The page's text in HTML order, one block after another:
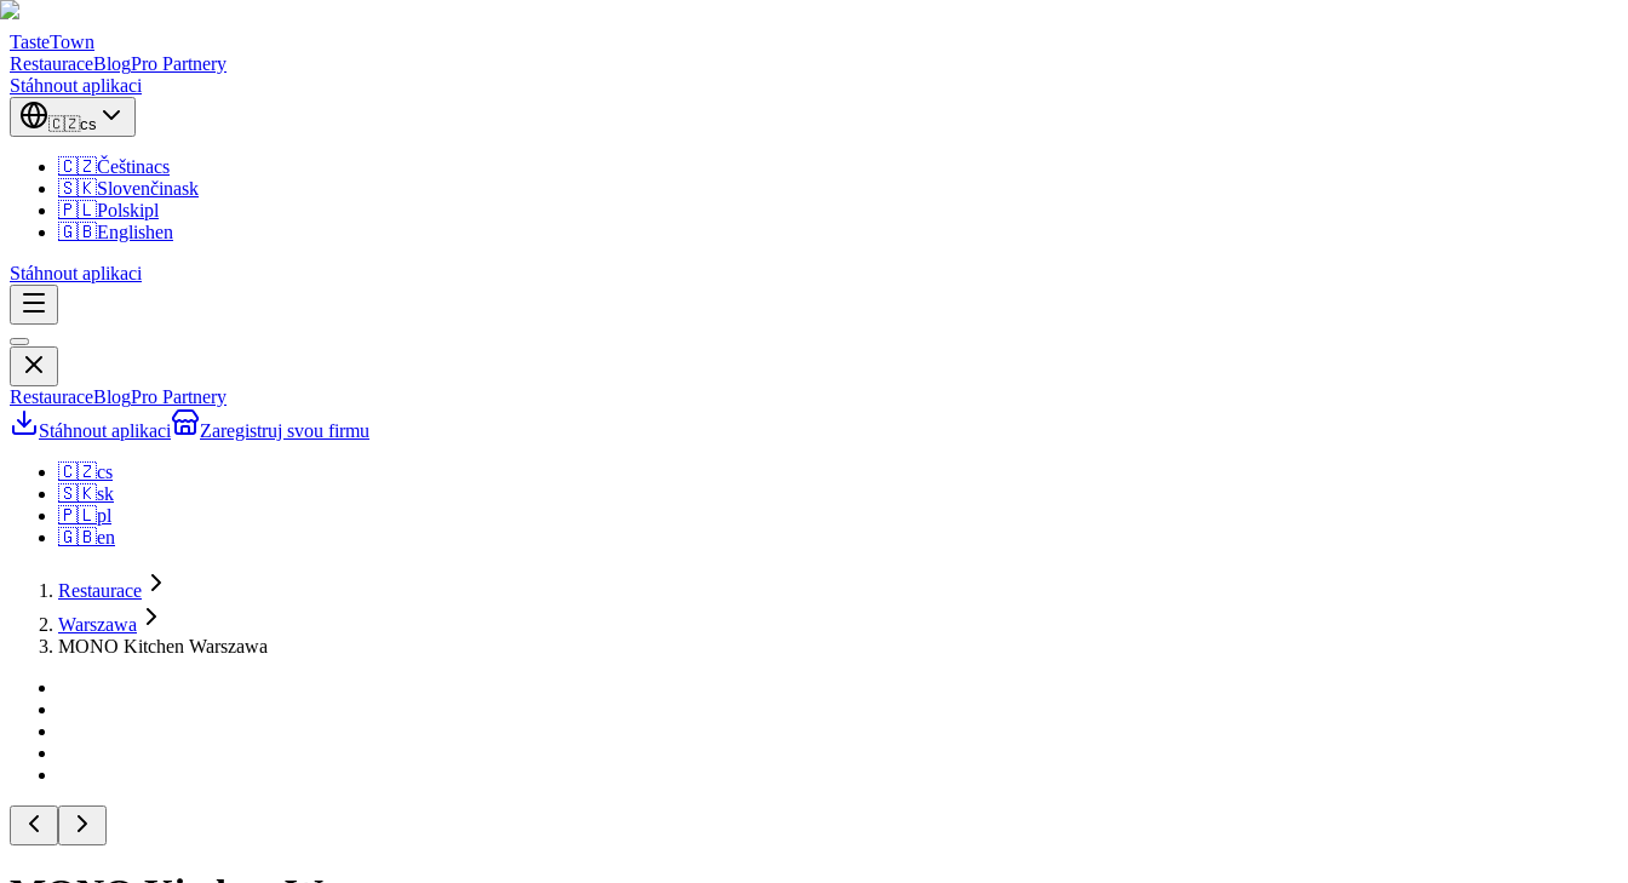
TasteTown
RestauraceBlogPro Partnery
Stáhnout aplikaci
🇨🇿cs
🇨🇿Češtinacs
🇸🇰Slovenčinask
🇵🇱Polskipl
🇬🇧Englishen
Stáhnout aplikaci
RestauraceBlogPro Partnery
Stáhnout aplikaci
Zaregistruj svou firmu
🇨🇿cs
🇸🇰sk
🇵🇱pl
🇬🇧en
Restaurace
Warszawa
MONO Kitchen Warszawa